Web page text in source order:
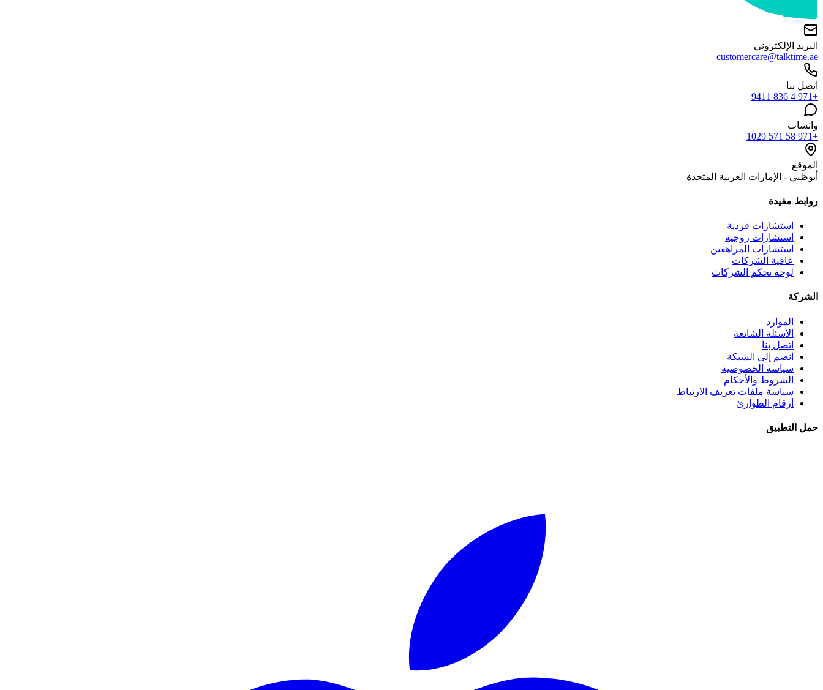
البريد الإلكتروني
customercare@talktime.ae
اتصل بنا
+971 4 836 9411
واتساب
+971 58 571 1029
الموقع
أبوظبي - الإمارات العربية المتحدة
روابط مفيدة
استشارات فردية
استشارات زوجية
استشارات المراهقين
عافية الشركات
لوحة تحكم الشركات
الشركة
الموارد
الأسئلة الشائعة
اتصل بنا
انضم إلى الشبكة
سياسة الخصوصية
الشروط والأحكام
سياسة ملفات تعريف الارتباط
أرقام الطوارئ
حمل التطبيق